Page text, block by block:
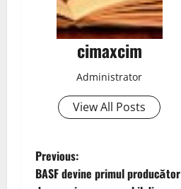
cimaxcim
Administrator
View All Posts
P
Previous:
BASF devine primul producător